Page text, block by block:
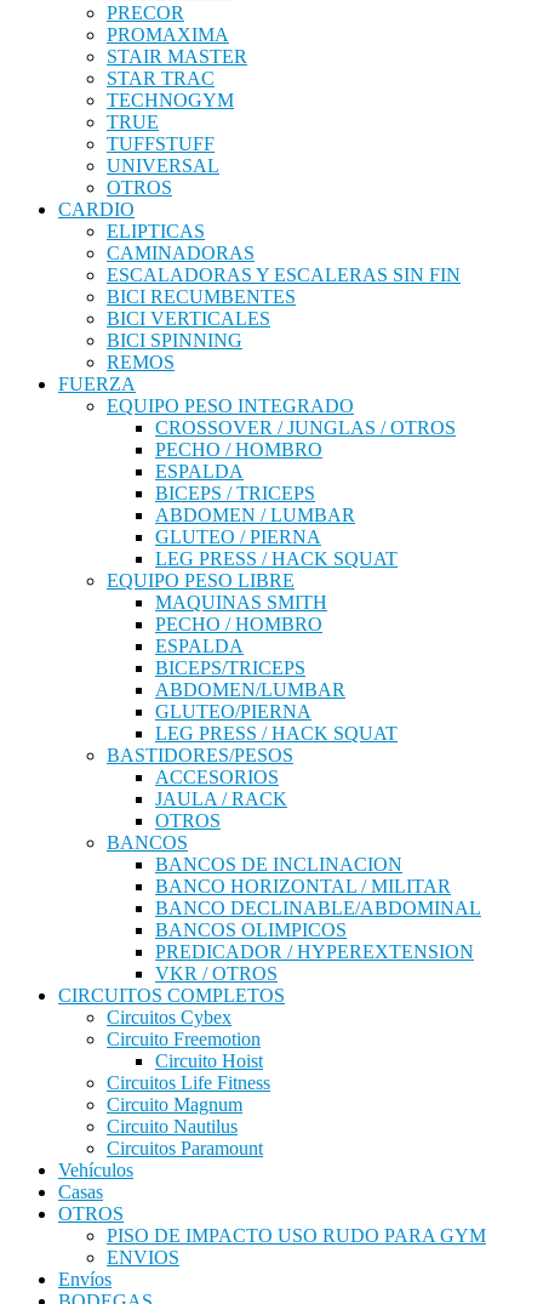
PRECOR
PROMAXIMA
STAIR MASTER
STAR TRAC
TECHNOGYM
TRUE
TUFFSTUFF
UNIVERSAL
OTROS
CARDIO
ELIPTICAS
CAMINADORAS
ESCALADORAS Y ESCALERAS SIN FIN
BICI RECUMBENTES
BICI VERTICALES
BICI SPINNING
REMOS
FUERZA
EQUIPO PESO INTEGRADO
CROSSOVER / JUNGLAS / OTROS
PECHO / HOMBRO
ESPALDA
BICEPS / TRICEPS
ABDOMEN / LUMBAR
GLUTEO / PIERNA
LEG PRESS / HACK SQUAT
EQUIPO PESO LIBRE
MAQUINAS SMITH
PECHO / HOMBRO
ESPALDA
BICEPS/TRICEPS
ABDOMEN/LUMBAR
GLUTEO/PIERNA
LEG PRESS / HACK SQUAT
BASTIDORES/PESOS
ACCESORIOS
JAULA / RACK
OTROS
BANCOS
BANCOS DE INCLINACION
BANCO HORIZONTAL / MILITAR
BANCO DECLINABLE/ABDOMINAL
BANCOS OLIMPICOS
PREDICADOR / HYPEREXTENSION
VKR / OTROS
CIRCUITOS COMPLETOS
Circuitos Cybex
Circuito Freemotion
Circuito Hoist
Circuitos Life Fitness
Circuito Magnum
Circuito Nautilus
Circuitos Paramount
Vehículos
Casas
OTROS
PISO DE IMPACTO USO RUDO PARA GYM
ENVIOS
Envíos